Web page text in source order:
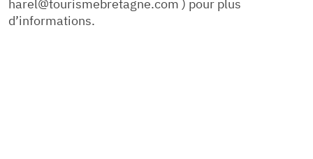
harel@tourismebretagne.com ) pour plus
d’informations.